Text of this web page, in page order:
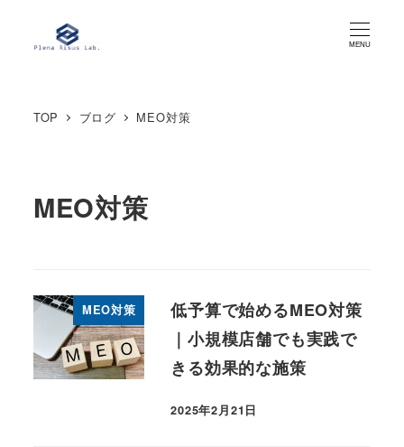
MENU
TOP ブログ MEO対策
MEO対策
MEO対策
低予算で始めるMEO対策
｜小規模店舗でも実践で
きる効果的な施策
投稿日
2025年2月21日